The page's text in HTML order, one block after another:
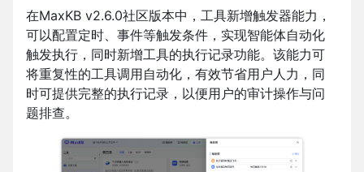
在MaxKB v2.6.0社区版本中，工具新增触发器能力，
可以配置定时、事件等触发条件，实现智能体自动化
触发执行，同时新增工具的执行记录功能。该能力可
将重复性的工具调用自动化，有效节省用户人力，同
时可提供完整的执行记录，以便用户的审计操作与问
题排查。